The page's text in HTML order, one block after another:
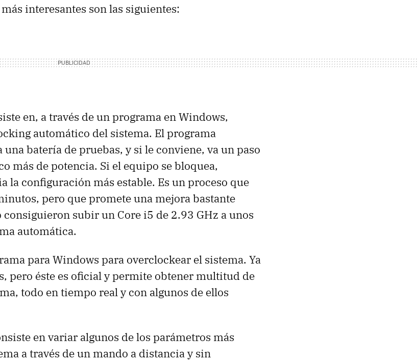
interesantes son las siguientes:
en, a través de un programa en Windows,
automático del sistema. El programa
batería de pruebas, y si le conviene, va un paso
más de potencia. Si el equipo se bloquea,
la configuración más estable. Es un proceso que
pero que promete una mejora bastante
consiguieron subir un Core i5 de 2.93 GHz a unos
automática.
para Windows para overclockear el sistema. Ya
pero éste es oficial y permite obtener multitud de
todo en tiempo real y con algunos de ellos
en variar algunos de los parámetros más
a través de un mando a distancia y sin